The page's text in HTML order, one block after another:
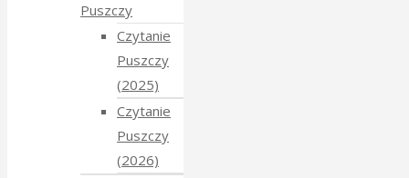
Puszczy
Czytanie
Puszczy
(2025)
Czytanie
Puszczy
(2026)